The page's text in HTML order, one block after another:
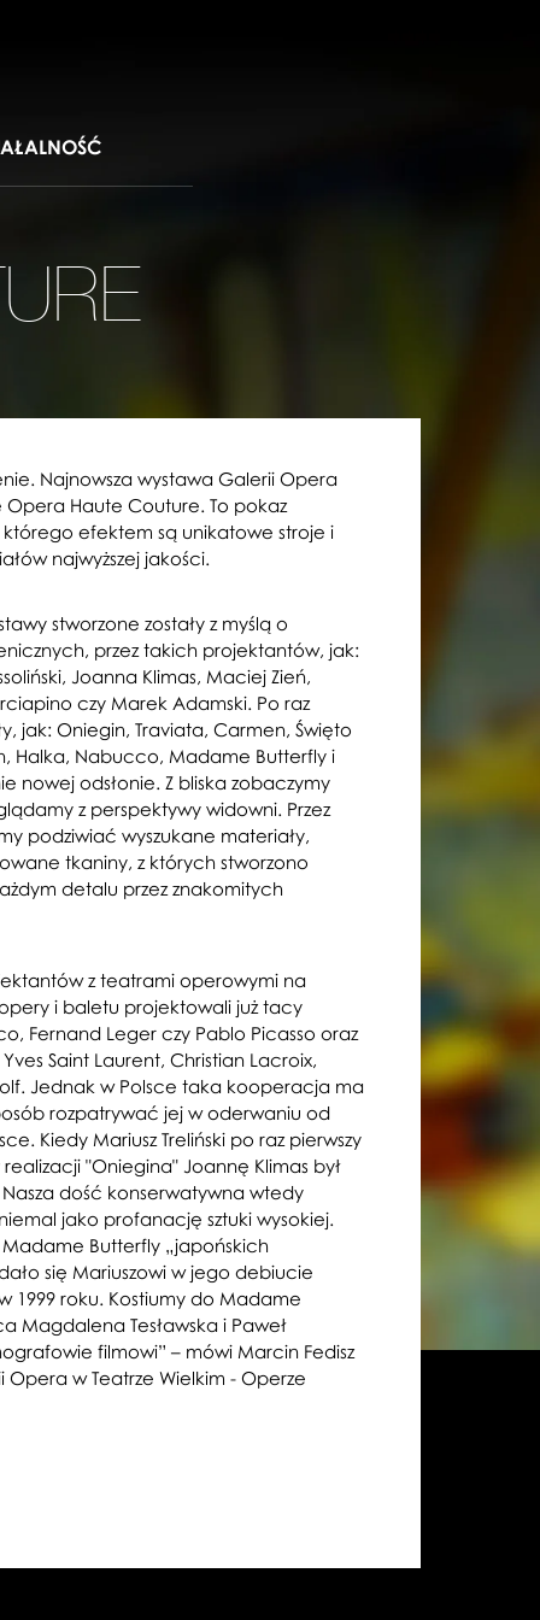
Najnowsza wystawa Galerii Opera
Haute Couture. To pokaz
efektem są unikatowe stroje i
najwyższej jakości.
stworzone zostały z myślą o
przez takich projektantów, jak:
Joanna Klimas, Maciej Zień,
czy Marek Adamski. Po raz
jak: Oniegin, Traviata, Carmen, Święto
Halka, Nabucco, Madame Butterfly i
nowej odsłonie. Z bliska zobaczymy
z perspektywy widowni. Przez
podziwiać wyszukane materiały,
tkaniny, z których stworzono
detalu przez znakomitych
z teatrami operowymi na
i baletu projektowali już tacy
Fernand Leger czy Pablo Picasso oraz
Saint Laurent, Christian Lacroix,
Jednak w Polsce taka kooperacja ma
rozpatrywać jej w oderwaniu od
Kiedy Mariusz Treliński po raz pierwszy
"Oniegina" Joannę Klimas był
dość konserwatywna wtedy
jako profanację sztuki wysokiej.
Butterfly „japońskich
się Mariuszowi w jego debiucie
1999 roku. Kostiumy do Madame
Magdalena Tesławska i Paweł
filmowi” – mówi Marcin Fedisz
Opera w Teatrze Wielkim - Operze